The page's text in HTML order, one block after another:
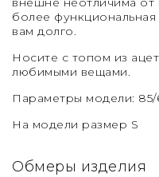
более
вам долго.
Носите с топом из
любимыми вещами.
Параметры модели: 85/
На модели размер S
Обмеры изделия